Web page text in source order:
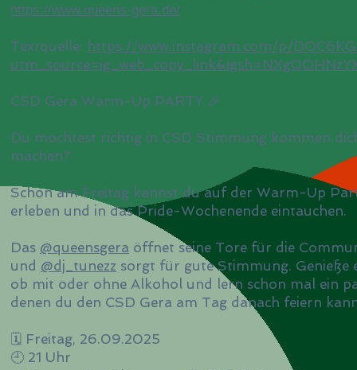
https://www.queens-gera.de/
Textquelle: https://www.instagram.com/p/
CSD Gera Warm-Up PARTY 🎉
Du möchtest richtig in CSD Stimmung kommen
machen?
Schon am Freitag kannst du auf der Warm-Up
erleben und in das Pride-Wochenende eintauchen.
Das @queensgera öffnet seine Tore für die
und @dj_tunezz sorgt für gute Stimmung. Genieße
ob mit oder ohne Alkohol und lern schon mal ein
denen du den CSD Gera am Tag danach feiern
🗓️ Freitag, 26.09.2025
🕘 21 Uhr